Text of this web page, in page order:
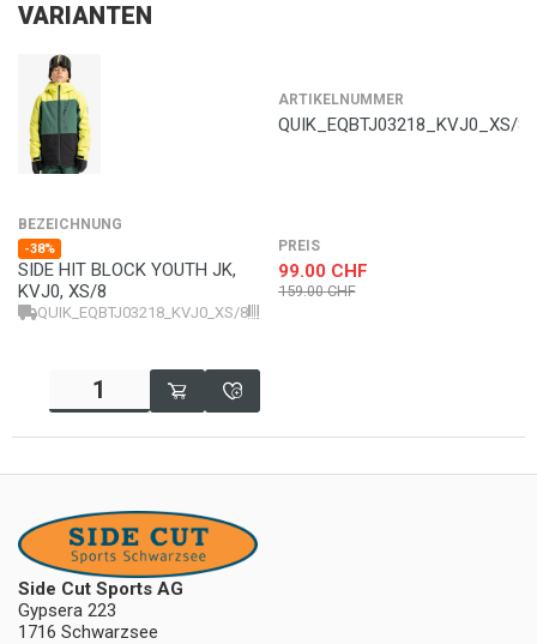
VARIANTEN
ARTIKELNUMMER
QUIK_EQBTJ03218_KVJ0_XS/8
BEZEICHNUNG
-38%
SIDE HIT BLOCK YOUTH JK,
KVJ0, XS/8
QUIK_EQBTJ03218_KVJ0_XS/8
PREIS
99.00 CHF
159.00 CHF
Side Cut Sports AG
Gypsera 223
1716 Schwarzsee